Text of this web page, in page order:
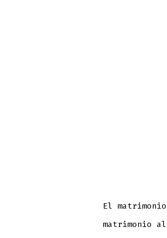
El
matrimonio